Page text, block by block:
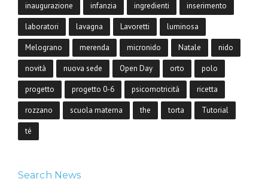
inaugurazione infanzia ingredienti inserimento
laboratori lavagna Lavoretti luminosa
Melograno merenda micronido Natale nido
novità nuova sede Open Day orto polo
progetto progetto 0-6 psicomotricità ricetta
rozzano scuola materna the torta Tutorial
té
Search News